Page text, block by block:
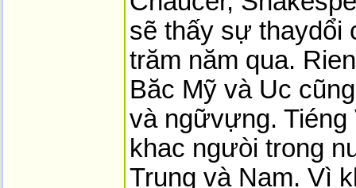
sẽ thấy sự thaydổi
trăm năm qua.
Băc Mỹ và Uc
và ngữvựng. Tiéng
khac ngưòi trong
Trung và Nam. Vì